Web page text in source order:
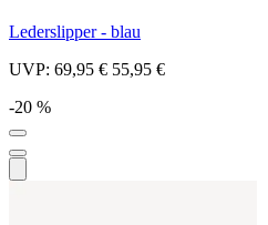
Lederslipper - blau
UVP: 69,95 € 55,95 €
-20 %